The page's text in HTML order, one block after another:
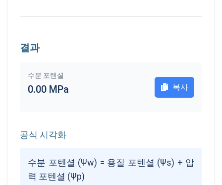
결과
수분 포텐셜
0.00 MPa 복사
공식 시각화
수분 포텐셜 (Ψw) = 용질 포텐셜 (Ψs) + 압
력 포텐셜 (Ψp)